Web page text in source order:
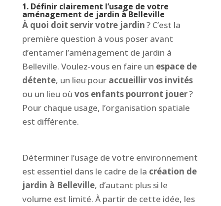
1. Définir clairement l’usage de votre
aménagement de jardin à Belleville
À quoi doit servir votre jardin? C’est la
première question à vous poser avant
d’entamer l’aménagement de jardin à
Belleville. Voulez-vous en faire un espace de
détente, un lieu pour accueillir vos invités
ou un lieu où vos enfants pourront jouer?
Pour chaque usage, l’organisation spatiale
est différente.
Déterminer l’usage de votre environnement
est essentiel dans le cadre de la création de
jardin à Belleville, d’autant plus si le
volume est limité. À partir de cette idée, les